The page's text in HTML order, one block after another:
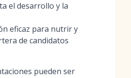
el desarrollo y la
eficaz para nutrir y
de candidatos
pueden ser